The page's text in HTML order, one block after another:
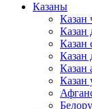
Казаны
Казан
Казан
Казан
Казан
Казан
Казан